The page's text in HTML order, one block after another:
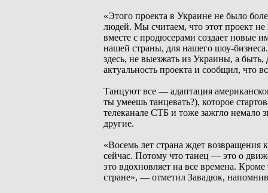
«Этого проекта в Украине не было
людей. Мы считаем, что этот проект
вместе с продюсерами создает новые
нашей страны, для нашего шоу-
здесь, не выезжать из Украины, а
актуальность проекта и сообщил, что
Танцуют все — адаптация
ты умеешь танцевать?), которое
телеканале СТБ и тоже зажгло немало
другие.
«Восемь лет страна ждет
сейчас. Потому что танец — это о
это вдохновляет на все времена.
стране», — отметил Завадюк,